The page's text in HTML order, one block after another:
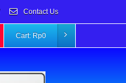
Contact Us
Cart: Rp0